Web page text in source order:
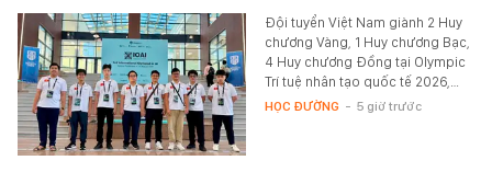
Đội tuyển Việt Nam giành 2 Huy
chương Vàng, 1 Huy chương Bạc,
4 Huy chương Đồng tại Olympic
Trí tuệ nhân tạo quốc tế 2026,…
HỌC ĐƯỜNG - 5 giờ trước